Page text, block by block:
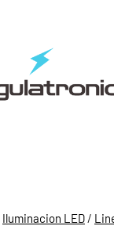
Iluminacion LED /